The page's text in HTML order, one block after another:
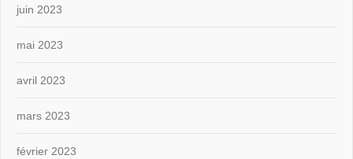
juin 2023
mai 2023
avril 2023
mars 2023
février 2023